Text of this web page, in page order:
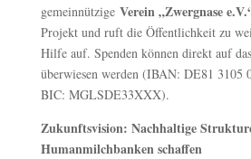
gemeinnützige Verein „Zwergnase
Projekt und ruft die Öffentlichkeit zu
Hilfe auf. Spenden können direkt auf
überwiesen werden (IBAN: DE81 3105
BIC: MGLSDE33XXX).
Zukunftsvision: Nachhaltige
Humanmilchbanken schaffen